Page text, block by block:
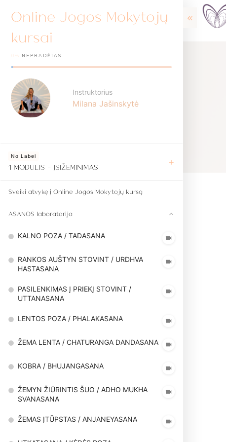
Online Jogos Mokytojų
kursai
NEPRADĖTAS
Instruktorius
Milana Jašinskytė
No Label
1 MODULIS - ĮSIŽEMINIMAS
Sveiki atvykę į Online Jogos Mokytojų kursą
ASANOS laboratorija
KALNO POZA / TADASANA
RANKOS AUŠTYN STOVINT / URDHVA
HASTASANA
PASILENKIMAS Į PRIEKĮ STOVINT /
UTTANASANA
LENTOS POZA / PHALAKASANA
ŽEMA LENTA / CHATURANGA DANDASANA
KOBRA / BHUJANGASANA
ŽEMYN ŽIŪRINTIS ŠUO / ADHO MUKHA
SVANASANA
ŽEMAS ĮTŪPSTAS / ANJANEYASANA